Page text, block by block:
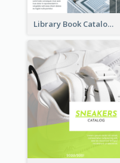
Library Book Catalog